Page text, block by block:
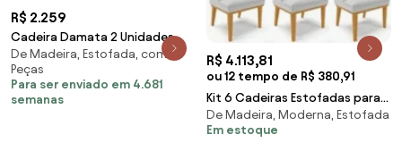
R$ 2.259
Cadeira Damata 2 Unidades
Móveis Rudnick -
De Madeira, Estofada, com 2
Peças
Para ser enviado em 4.681
semanas
R$ 4.113,81
ou 12 tempo de R$ 380,91
Kit 6 Cadeiras Estofadas para
Sala de Jantar Base Fixa de
Madeira Cast
De Madeira, Moderna, Estofada
Em estoque